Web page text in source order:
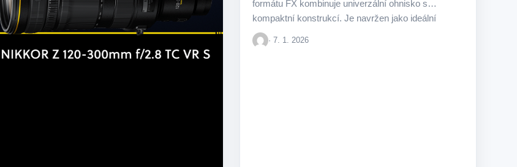
formátu FX kombinuje univerzální ohnisko s
kompaktní konstrukcí. Je navržen jako ideální
společník na cesty…
· 7. 1. 2026